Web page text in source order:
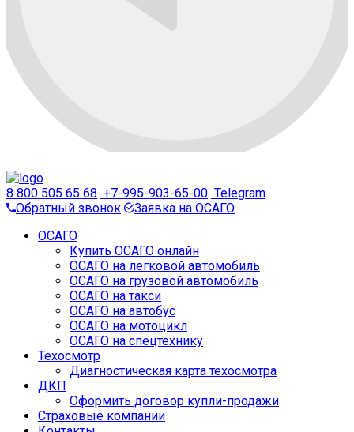
8 800 505 65 68 +7-995-903-65-00 Telegram
Обратный звонок
Заявка на ОСАГО
ОСАГО
Купить ОСАГО онлайн
ОСАГО на легковой автомобиль
ОСАГО на грузовой автомобиль
ОСАГО на такси
ОСАГО на автобус
ОСАГО на мотоцикл
ОСАГО на спецтехнику
Техосмотр
Диагностическая карта техосмотра
ДКП
Оформить договор купли-продажи
Страховые компании